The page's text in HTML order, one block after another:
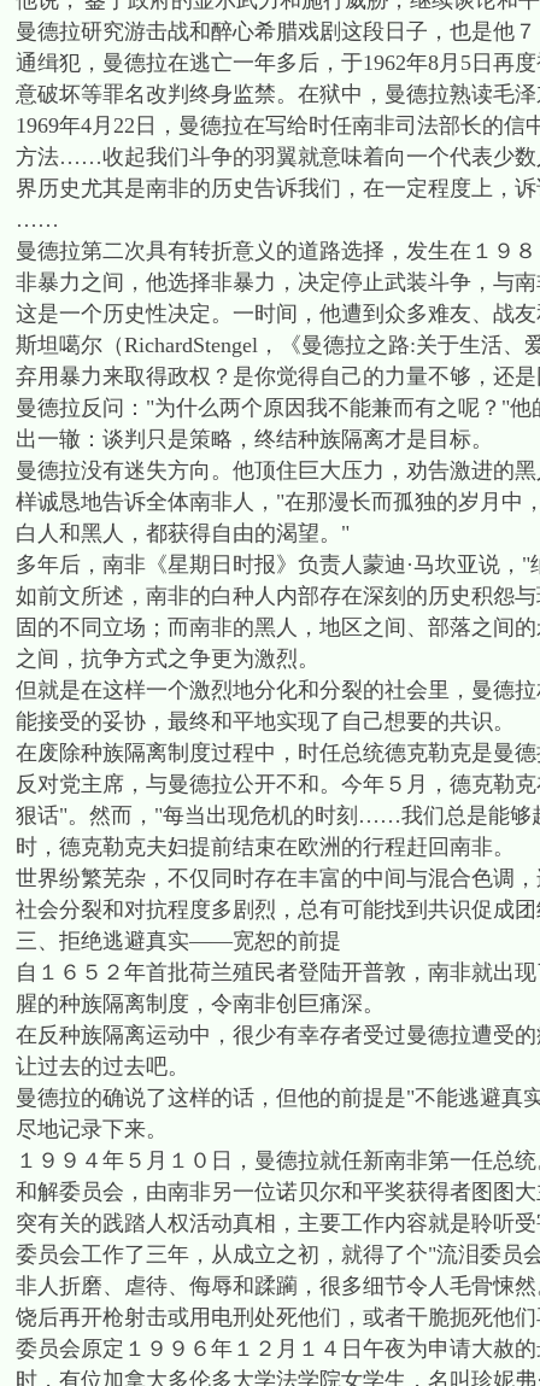
曼德拉研究游击战和醉心希腊戏剧这段日子，也是他
通缉犯，曼德拉在逃亡一年多后，于1962年8月5日再
意破坏等罪名改判终身监禁。在狱中，曼德拉熟读毛
1969年4月22日，曼德拉在写给时任南非司法部长的
方法……收起我们斗争的羽翼就意味着向一个代表少
界历史尤其是南非的历史告诉我们，在一定程度上，
……
曼德拉第二次具有转折意义的道路选择，发生在１９
非暴力之间，他选择非暴力，决定停止武装斗争，与
这是一个历史性决定。一时间，他遭到众多难友、战
斯坦噶尔（RichardStengel，《曼德拉之路:关于生活
弃用暴力来取得政权？是你觉得自己的力量不够，还
曼德拉反问："为什么两个原因我不能兼而有之呢？"
出一辙：谈判只是策略，终结种族隔离才是目标。
曼德拉没有迷失方向。他顶住巨大压力，劝告激进的
样诚恳地告诉全体南非人，"在那漫长而孤独的岁月中
白人和黑人，都获得自由的渴望。"
多年后，南非《星期日时报》负责人蒙迪·马坎亚说，
如前文所述，南非的白种人内部存在深刻的历史积怨
固的不同立场；而南非的黑人，地区之间、部落之间
之间，抗争方式之争更为激烈。
但就是在这样一个激烈地分化和分裂的社会里，曼德
能接受的妥协，最终和平地实现了自己想要的共识。
在废除种族隔离制度过程中，时任总统德克勒克是曼
反对党主席，与曼德拉公开不和。今年５月，德克勒
狠话"。然而，"每当出现危机的时刻……我们总是能够
时，德克勒克夫妇提前结束在欧洲的行程赶回南非。
世界纷繁芜杂，不仅同时存在丰富的中间与混合色调
社会分裂和对抗程度多剧烈，总有可能找到共识促成
三、拒绝逃避真实——宽恕的前提
自１６５２年首批荷兰殖民者登陆开普敦，南非就出
腥的种族隔离制度，令南非创巨痛深。
在反种族隔离运动中，很少有幸存者受过曼德拉遭受
让过去的过去吧。
曼德拉的确说了这样的话，但他的前提是"不能逃避
尽地记录下来。
１９９４年５月１０日，曼德拉就任新南非第一任总
和解委员会，由南非另一位诺贝尔和平奖获得者图图
突有关的践踏人权活动真相，主要工作内容就是聆听
委员会工作了三年，从成立之初，就得了个"流泪委员
非人折磨、虐待、侮辱和蹂躏，很多细节令人毛骨悚
饶后再开枪射击或用电刑处死他们，或者干脆扼死他
委员会原定１９９６年１２月１４日午夜为申请大赦
时，有位加拿大多伦多大学法学院女学生，名叫珍妮